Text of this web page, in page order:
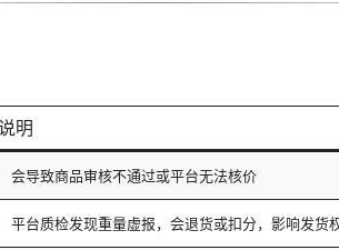
明
会导致商品审核不通过或平台无法核价
平台质检发现重量虚报，会退货或扣分，影响发货